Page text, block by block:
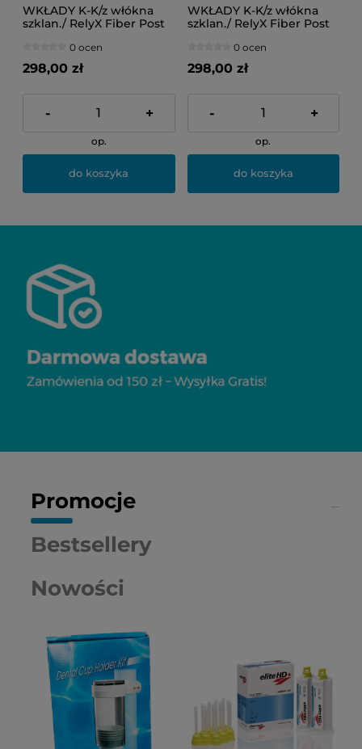
WKŁADY K-K/z włókna
szklan./ RelyX Fiber Post
czerwone)0 ocen
298,00 zł
- +
op.
do koszyka
WKŁADY K-K/z włókna
szklan./ RelyX Fiber Post
niebieskie)
0 ocen
298,00 zł
- +
op.
do koszyka
Promocje
Nowości
Bestsellery